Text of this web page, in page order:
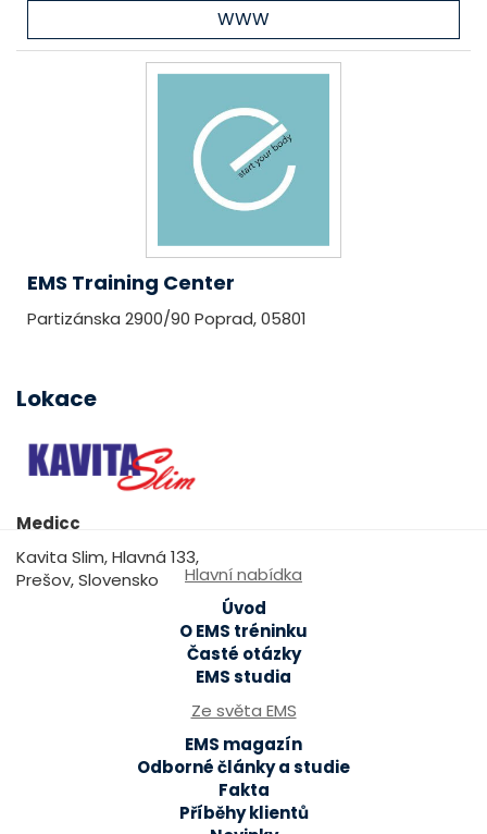
WWW
EMS Training Center
Partizánska 2900/90 Poprad, 05801
Lokace
Medicc
Kavita Slim, Hlavná 133,
Prešov, Slovensko
Hlavní nabídka
Úvod
O EMS tréninku
Časté otázky
EMS studia
Ze světa EMS
EMS magazín
Odborné články a studie
Fakta
Příběhy klientů